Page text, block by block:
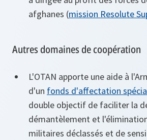
afghanes (mission Resolute
Autres domaines de coopération
L'OTAN apporte une aide à
d'un fonds d'affectation
double objectif de faciliter la
démantèlement et
militaires déclassés et de